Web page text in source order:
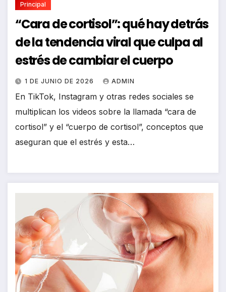
Principal
“Cara de cortisol”: qué hay detrás
de la tendencia viral que culpa al
estrés de cambiar el cuerpo
1 DE JUNIO DE 2026 ADMIN
En TikTok, Instagram y otras redes sociales se
multiplican los videos sobre la llamada “cara de
cortisol” y el “cuerpo de cortisol”, conceptos que
aseguran que el estrés y esta…